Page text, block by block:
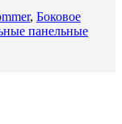
, Боковое
панельные